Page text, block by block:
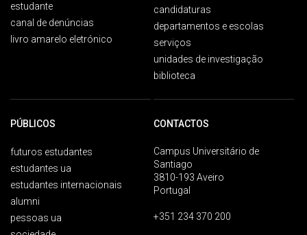
estudante
canal de denúncias
livro amarelo eletrónico
candidaturas
departamentos e escolas
serviços
unidades de investigação
biblioteca
PÚBLICOS
futuros estudantes
estudantes ua
estudantes internacionais
alumni
pessoas ua
CONTACTOS
Campus Universitário de
Santiago
3810-193 Aveiro
Portugal
+351 234 370 200